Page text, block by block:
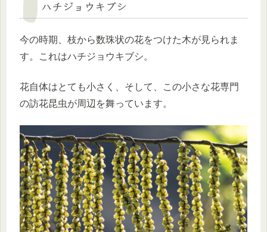
ハチジョウキブシ
今の時期、枝から数珠状の花をつけた木が見られま
す。これはハチジョウキブシ。
花自体はとても小さく、そして、この小さな花専門
の訪花昆虫が周辺を舞っています。